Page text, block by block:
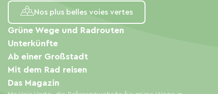
Nos plus belles voies vertes
Grüne Wege und Radrouten
Unterkünfte
Ab einer Großstadt
Mit dem Rad reisen
Das Magazin